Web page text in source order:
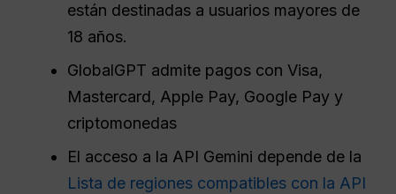
están destinadas a usuarios mayores de
18 años.
GlobalGPT admite pagos con Visa,
Mastercard, Apple Pay, Google Pay y
criptomonedas
El acceso a la API Gemini depende de la
Lista de regiones compatibles con la API